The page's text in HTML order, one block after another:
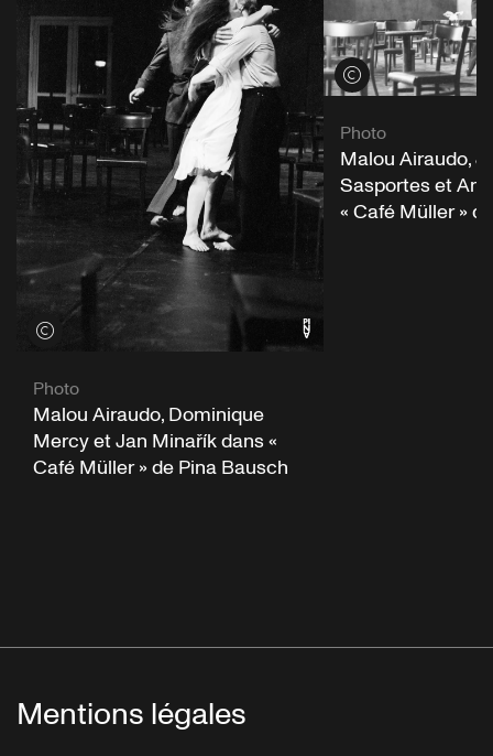
Voir les crédits
Photo
Malou Airaudo, Dominique
Mercy et Jan Minařík dans «
Café Müller » de Pina Bausch
Voir les crédits
Photo
Malou Airaudo,
Sasportes et
« Café Müller »
Mentions légales